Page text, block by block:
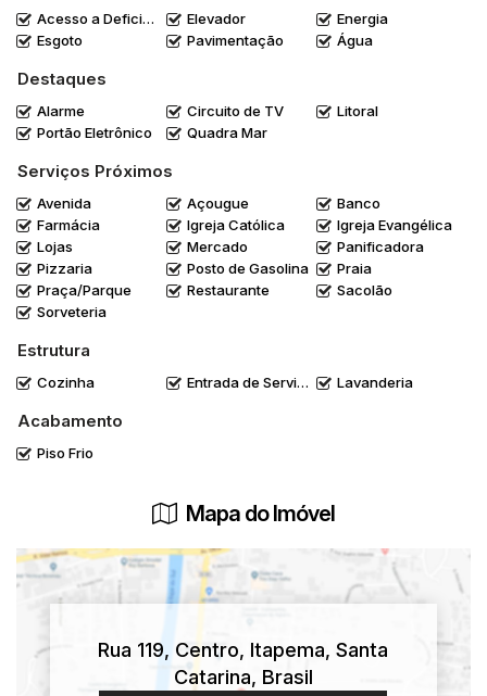
Acesso a Deficientes Elevador
Energia
Esgoto
Pavimentação Água
Destaques
Alarme Circuito de TV
Litoral
Portão Eletrônico
Quadra Mar
Serviços Próximos
Avenida Açougue
Banco
Farmácia
Igreja Católica
Igreja Evangélica
Lojas
Mercado
Panificadora
Pizzaria
Posto de Gasolina
Praia
Praça/Parque
Restaurante
Sacolão
Sorveteria
Estrutura
Cozinha Entrada de Serviço Lavanderia
Acabamento
Piso Frio
Mapa do Imóvel
Rua 119, Centro, Itapema,Santa
Catarina, Brasil